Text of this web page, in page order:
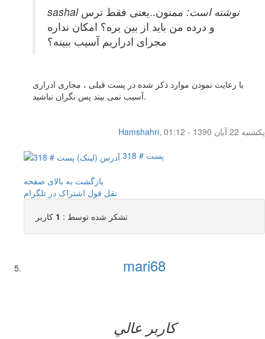
sashal نوشته است: ممنون..یعنی فقط ترس
و درده من باید از بین بره؟ امکان نداره
مجرای ادراریم آسیب ببینه؟
با رعایت نمودن موارد ذکر شده در پست قبلی ، مجاری ادراری
آسیب نمی بیند پس نگران نباشید.
Hamshahri,
یکشنبه 22 آبان 1390 - 01:12
پست # 318
بازگشت به بالای صفحه
نقل قول اشتراک در تلگرام
تشکر شده توسط : 1 کاربر
mari68
کاربر عالي